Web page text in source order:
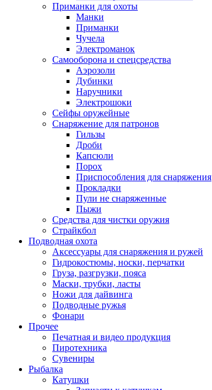
Приманки для охоты
Манки
Приманки
Чучела
Электроманок
Самооборона и спецсредства
Аэрозоли
Дубинки
Наручники
Электрошоки
Сейфы оружейные
Снаряжение для патронов
Гильзы
Дроби
Капсюли
Порох
Приспособления для снаряжения
Прокладки
Пули не снаряженные
Пыжи
Средства для чистки оружия
Страйкбол
Подводная охота
Аксессуары для снаряжения и ружей
Гидрокостюмы, носки, перчатки
Груза, разгрузки, пояса
Маски, трубки, ласты
Ножи для дайвинга
Подводные ружья
Фонари
Прочее
Печатная и видео продукция
Пиротехника
Сувениры
Рыбалка
Катушки